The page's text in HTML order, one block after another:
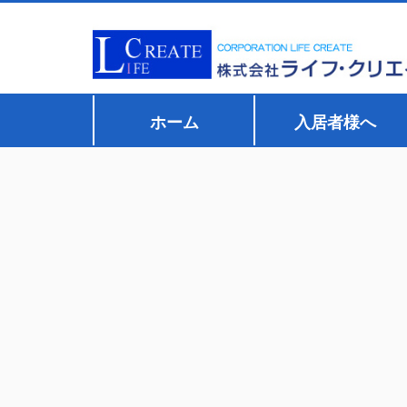
ホーム 入居者様へ